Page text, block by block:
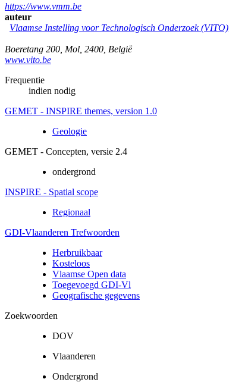
https://www.vmm.be
auteur
Vlaamse Instelling voor Technologisch Onderzoek (VITO)
Boeretang 200 Mol 2400 België
www.vito.be
Frequentie
indien nodig
GEMET - INSPIRE themes, version 1.0
Geologie
GEMET - Concepten, versie 2.4
ondergrond
INSPIRE - Spatial scope
Regionaal
GDI-Vlaanderen Trefwoorden
Herbruikbaar
Kosteloos
Vlaamse Open data
Toegevoegd GDI-Vl
Geografische gegevens
Zoekwoorden
DOV
Vlaanderen
Ondergrond